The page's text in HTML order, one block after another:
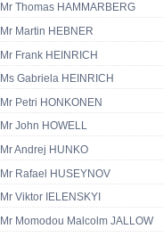
Mr Thomas HAMMARBERG
Mr Martin HEBNER
Mr Frank HEINRICH
Ms Gabriela HEINRICH
Mr Petri HONKONEN
Mr John HOWELL
Mr Andrej HUNKO
Mr Rafael HUSEYNOV
Mr Viktor IELENSKYI
Mr Momodou Malcolm JALLOW